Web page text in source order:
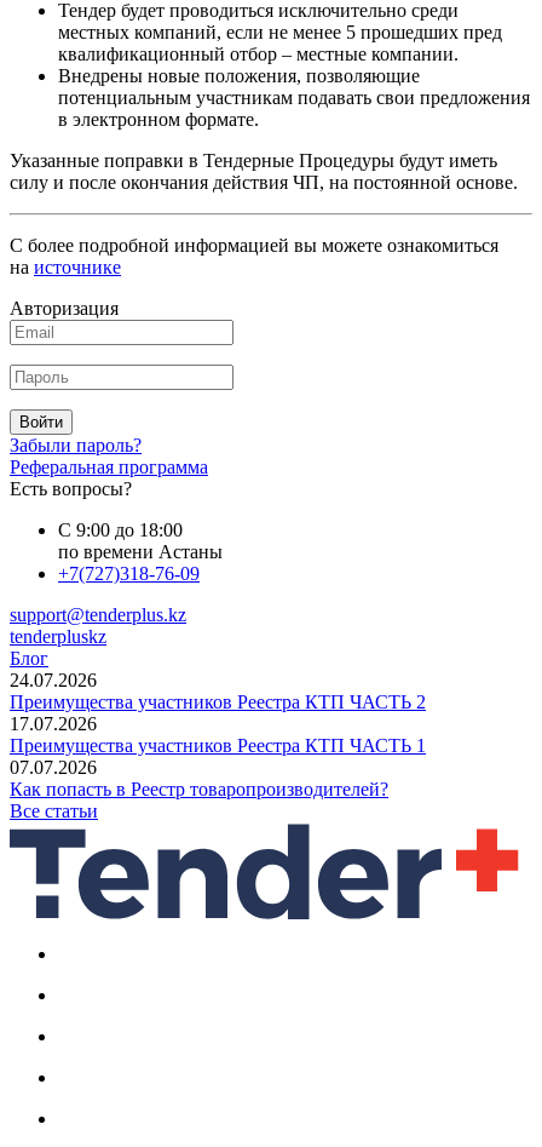
Тендер будет проводиться исключительно среди
местных компаний, если не менее 5 прошедших пред
квалификационный отбор – местные компании.
Внедрены новые положения, позволяющие
потенциальным участникам подавать свои предложения
в электронном формате.
Указанные поправки в Тендерные Процедуры будут иметь
силу и после окончания действия ЧП, на постоянной основе.
С более подробной информацией вы можете ознакомиться
на источнике
Авторизация
Войти
Забыли пароль?
Реферальная программа
Есть вопросы?
С 9:00 до 18:00
по времени Астаны
+7(727)318-76-09
support@tenderplus.kz
tenderpluskz
Блог
24.07.2026
Преимущества участников Реестра КТП ЧАСТЬ 2
17.07.2026
Преимущества участников Реестра КТП ЧАСТЬ 1
07.07.2026
Как попасть в Реестр товаропроизводителей?
Все статьи